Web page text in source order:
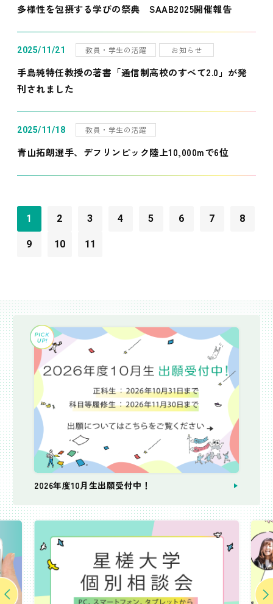
多様性を包摂する学びの祭典 SAAB2025開催報告
2025/11/21 教員・学生の活躍 お知らせ
手島純特任教授の著書「通信制高校のすべて2.0」が発
刊されました
2025/11/18 教員・学生の活躍
青山拓朗選手、デフリンピック陸上10,000mで6位
1 2 3 4 5 6 7 8
9 10 11
2026年度10月生出願受付中！